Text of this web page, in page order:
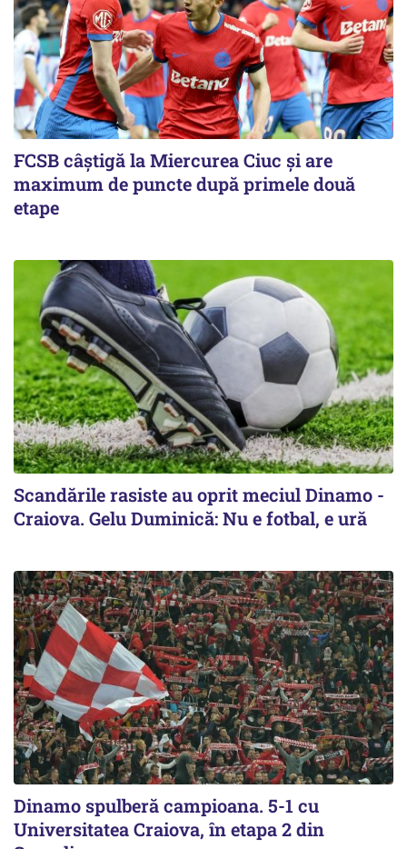
FCSB câştigă la Miercurea Ciuc şi are
maximum de puncte după primele două
etape
Scandările rasiste au oprit meciul Dinamo -
Craiova. Gelu Duminică: Nu e fotbal, e ură
Dinamo spulberă campioana. 5-1 cu
Universitatea Craiova, în etapa 2 din